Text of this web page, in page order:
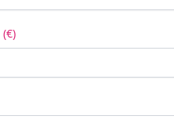
(€)